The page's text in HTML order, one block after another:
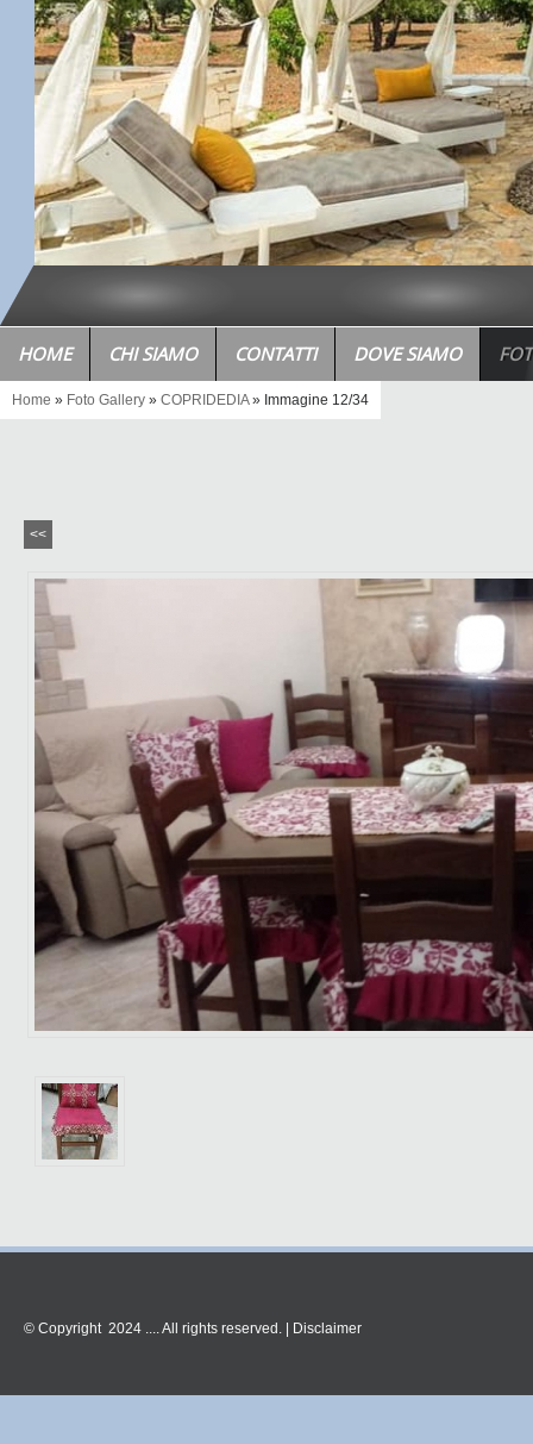
HOME CHI SIAMO CONTATTI DOVE SIAMO
Home » Foto Gallery » COPRIDEDIA» Immagine 12/34
<<
© Copyright 2024 .... All rights reserved. | Disclaimer